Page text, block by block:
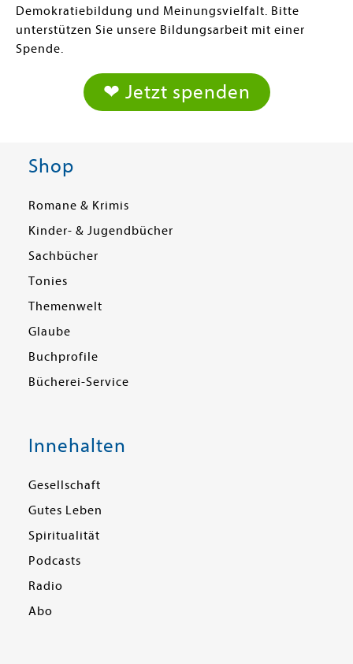
Demokratiebildung und Meinungsvielfalt. Bitte
unterstützen Sie unsere Bildungsarbeit mit einer
Spende.
❤ Jetzt spenden
Shop
Romane & Krimis
Kinder- & Jugendbücher
Sachbücher
Tonies
Themenwelt
Glaube
Buchprofile
Bücherei-Service
Innehalten
Gesellschaft
Gutes Leben
Spiritualität
Podcasts
Radio
Abo